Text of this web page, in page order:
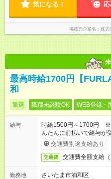
気になる！
掲載元企業名 株式
最高時給1700円【
和
派遣 職種未経験OK WEB登録・
給与
時給1500円～1700円 ※
んたんに前払いで給与が
交通費別途支給あり
交通費 交通費全額支給（
勤務地
さいたま市浦和区